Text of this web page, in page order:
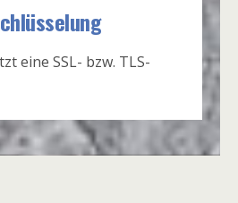
eine SSL- bzw. TLS-